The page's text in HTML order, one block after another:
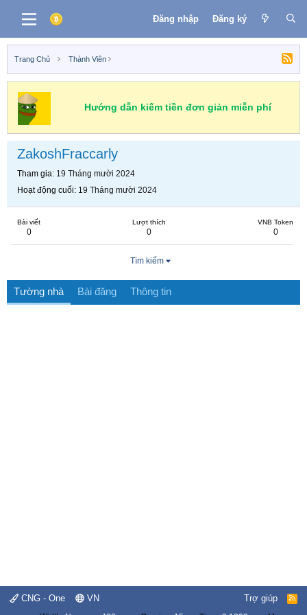
Đăng nhập Đăng ký
Trang Chủ Thành Viên
Hướng dẫn kiếm tiền đơn giản miễn phí
ZakoshFraccarly
Tham gia 19 Tháng mười 2024
Hoạt động cuối 19 Tháng mười 2024
Bài viết
0
Lượt thích
0
VNB Token
0
Tìm kiếm
Tường nhà Bài đăng Thông tin
CNG - One VN Trợ giúp
R